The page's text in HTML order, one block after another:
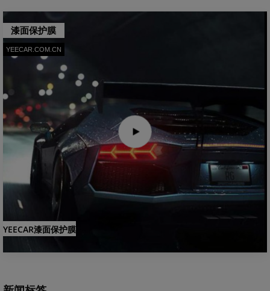
漆面保护膜
YEECAR.COM.CN
YEECAR漆面保护膜